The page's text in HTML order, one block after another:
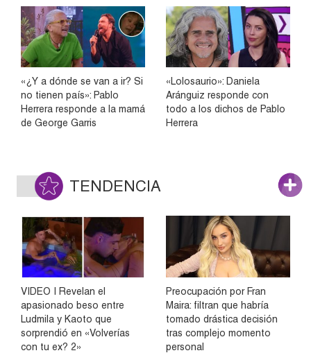
«¿Y a dónde se van a ir? Si
no tienen país»: Pablo
Herrera responde a la mamá
de George Garris
«Lolosaurio»: Daniela
Aránguiz responde con
todo a los dichos de Pablo
Herrera
TENDENCIA
VIDEO | Revelan el
apasionado beso entre
Ludmila y Kaoto que
sorprendió en «Volverías
con tu ex? 2»
Preocupación por Fran
Maira: filtran que habría
tomado drástica decisión
tras complejo momento
personal